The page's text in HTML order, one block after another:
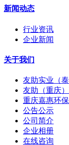
新闻动态
行业资讯
企业新闻
关于我们
友助实业（
友助（重庆
重庆嘉惠环
公告公示
公司简介
企业相册
在线咨询